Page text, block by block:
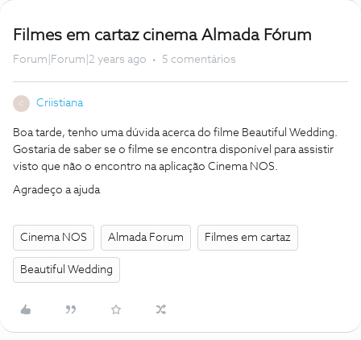
Filmes em cartaz cinema Almada Fórum
Forum|Forum|2 years ago 5 comentários
C Criistiana
Boa tarde, tenho uma dúvida acerca do filme Beautiful Wedding.
Gostaria de saber se o filme se encontra disponível para assistir
visto que não o encontro na aplicação Cinema NOS.
Agradeço a ajuda
Cinema NOS Almada Forum Filmes em cartaz
Beautiful Wedding